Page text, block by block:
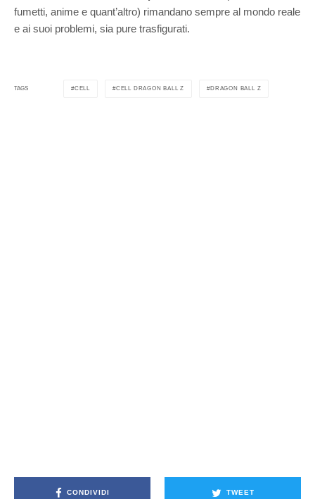
fumetti, anime e quant’altro) rimandano sempre al mondo reale
e ai suoi problemi, sia pure trasfigurati.
TAGS CELL CELL DRAGON BALL Z DRAGON BALL Z
CONDIVIDI TWEET